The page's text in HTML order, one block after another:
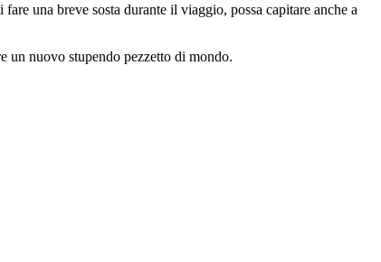
una breve sosta durante il viaggio, possa capitare anche a
un nuovo stupendo pezzetto di mondo.